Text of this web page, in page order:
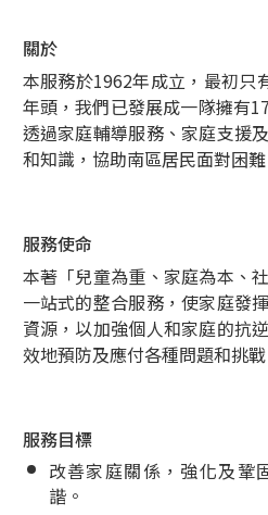
明
愛
家
庭
關於
本服務於1962年成立，最初只
年頭，我們已發展成一隊擁有
透過家庭輔導服務、家庭支援
和知識，協助南區居民面對困
服務使命
本著「兒童為重、家庭為本、
一站式的整合服務，使家庭發
資源，以加強個人和家庭的抗
效地預防及應付各種問題和挑戰
服務目標
改善家庭關係，強化及鞏
諧。